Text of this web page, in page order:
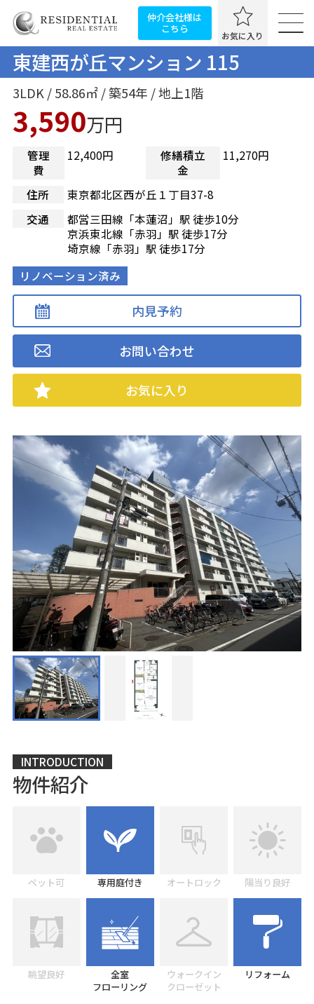
仲介会社様は
こちら
お気に入り
東建西が丘マンション 115
3LDK / 58.86㎡ / 築54年 / 地上1階
3,590万円
管理
費
12,400円
修繕積立
金
11,270円
住所
東京都北区西が丘１丁目37-8
交通
都営三田線「本蓮沼」駅 徒歩10分
京浜東北線「赤羽」駅 徒歩17分
埼京線「赤羽」駅 徒歩17分
リノベーション済み
内見予約
お問い合わせ
お気に入り
INTRODUCTION
物件紹介
ペット可 専用庭付き オートロック 陽当り良好
眺望良好
全室
フローリング
ウォークイン
クローゼット
リフォーム